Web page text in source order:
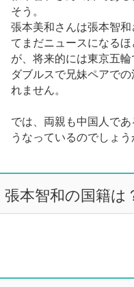
そう。
張本美和さんは張本智
てまだニュースになる
が、将来的には東京五
ダブルスで兄妹ペアで
れません。
では、両親も中国人で
うなっているのでしょう
張本智和の国籍は